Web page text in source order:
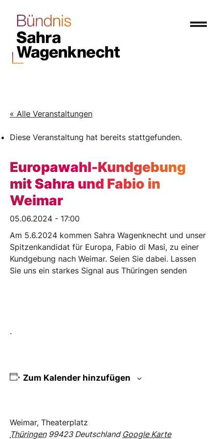
« Alle Veranstaltungen
Diese Veranstaltung hat bereits stattgefunden.
Europawahl-Kundgebung
mit Sahra und Fabio in
Weimar
05.06.2024 - 17:00
Am 5.6.2024 kommen Sahra Wagenknecht und unser
Spitzenkandidat für Europa, Fabio di Masi, zu einer
Kundgebung nach Weimar. Seien Sie dabei. Lassen
Sie uns ein starkes Signal aus Thüringen senden
.
Zum Kalender hinzufügen
Weimar, Theaterplatz
Thüringen 99423 Deutschland Google Karte